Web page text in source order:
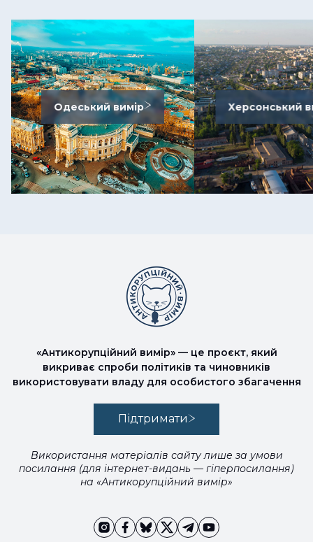
Одеський вимір Херсонський
«Антикорупційний вимір» — це проєкт, який
викриває спроби політиків та чиновників
використовувати владу для особистого збагачення
Підтримати
Використання матеріалів сайту лише за умови
посилання (для інтернет-видань — гіперпосилання)
на «Антикорупційний вимір»